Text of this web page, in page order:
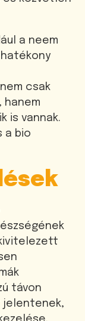
a neem
csak
hanem
is vannak.
a bio
távon
jelentenek,